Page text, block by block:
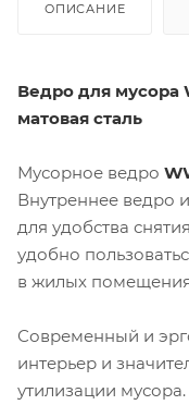
ОПИСАНИЕ
Ведро для мусора
матовая сталь
Мусорное ведро
Внутреннее ведро
для удобства
удобно
в жилых
Современный и
интерьер и
утилизации